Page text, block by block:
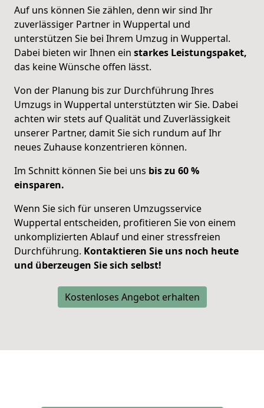
Auf uns können Sie zählen, denn wir sind Ihr
zuverlässiger Partner in Wuppertal und
unterstützen Sie bei Ihrem Umzug in Wuppertal.
Dabei bieten wir Ihnen ein starkes Leistungspaket,
das keine Wünsche offen lässt.
Von der Planung bis zur Durchführung Ihres
Umzugs in Wuppertal unterstützten wir Sie. Dabei
achten wir stets auf Qualität und Zuverlässigkeit
unserer Partner, damit Sie sich rundum auf Ihr
neues Zuhause konzentrieren können.
Im Schnitt können Sie bei uns bis zu 60 %
einsparen.
Wenn Sie sich für unseren Umzugsservice
Wuppertal entscheiden, profitieren Sie von einem
unkomplizierten Ablauf und einer stressfreien
Durchführung. Kontaktieren Sie uns noch heute
und überzeugen Sie sich selbst!
Kostenloses Angebot erhalten